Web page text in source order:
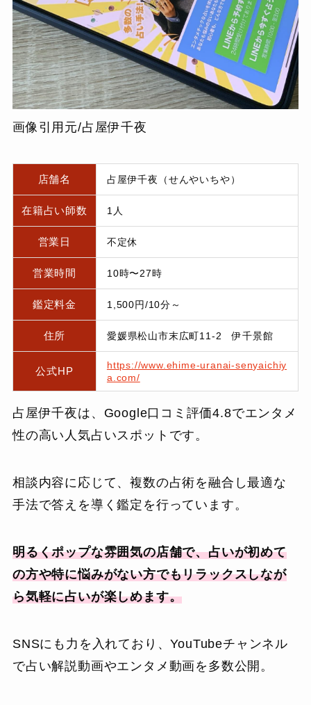
画像引用元/占屋伊千夜
店舗名 占屋伊千夜（せんやいちや）
在籍占い師数 1人
営業日 不定休
営業時間 10時〜27時
鑑定料金 1,500円/10分～
住所 愛媛県松山市末広町11-2 伊千景館
公式HP
https://www.ehime-uranai-senyaichiy
a.com/
占屋伊千夜は、Google口コミ評価4.8でエンタメ
性の高い人気占いスポットです。
相談内容に応じて、複数の占術を融合し最適な
手法で答えを導く鑑定を行っています。
明るくポップな雰囲気の店舗で、占いが初めて
の方や特に悩みがない方でもリラックスしなが
ら気軽に占いが楽しめます。
SNSにも力を入れており、YouTubeチャンネル
で占い解説動画やエンタメ動画を多数公開。